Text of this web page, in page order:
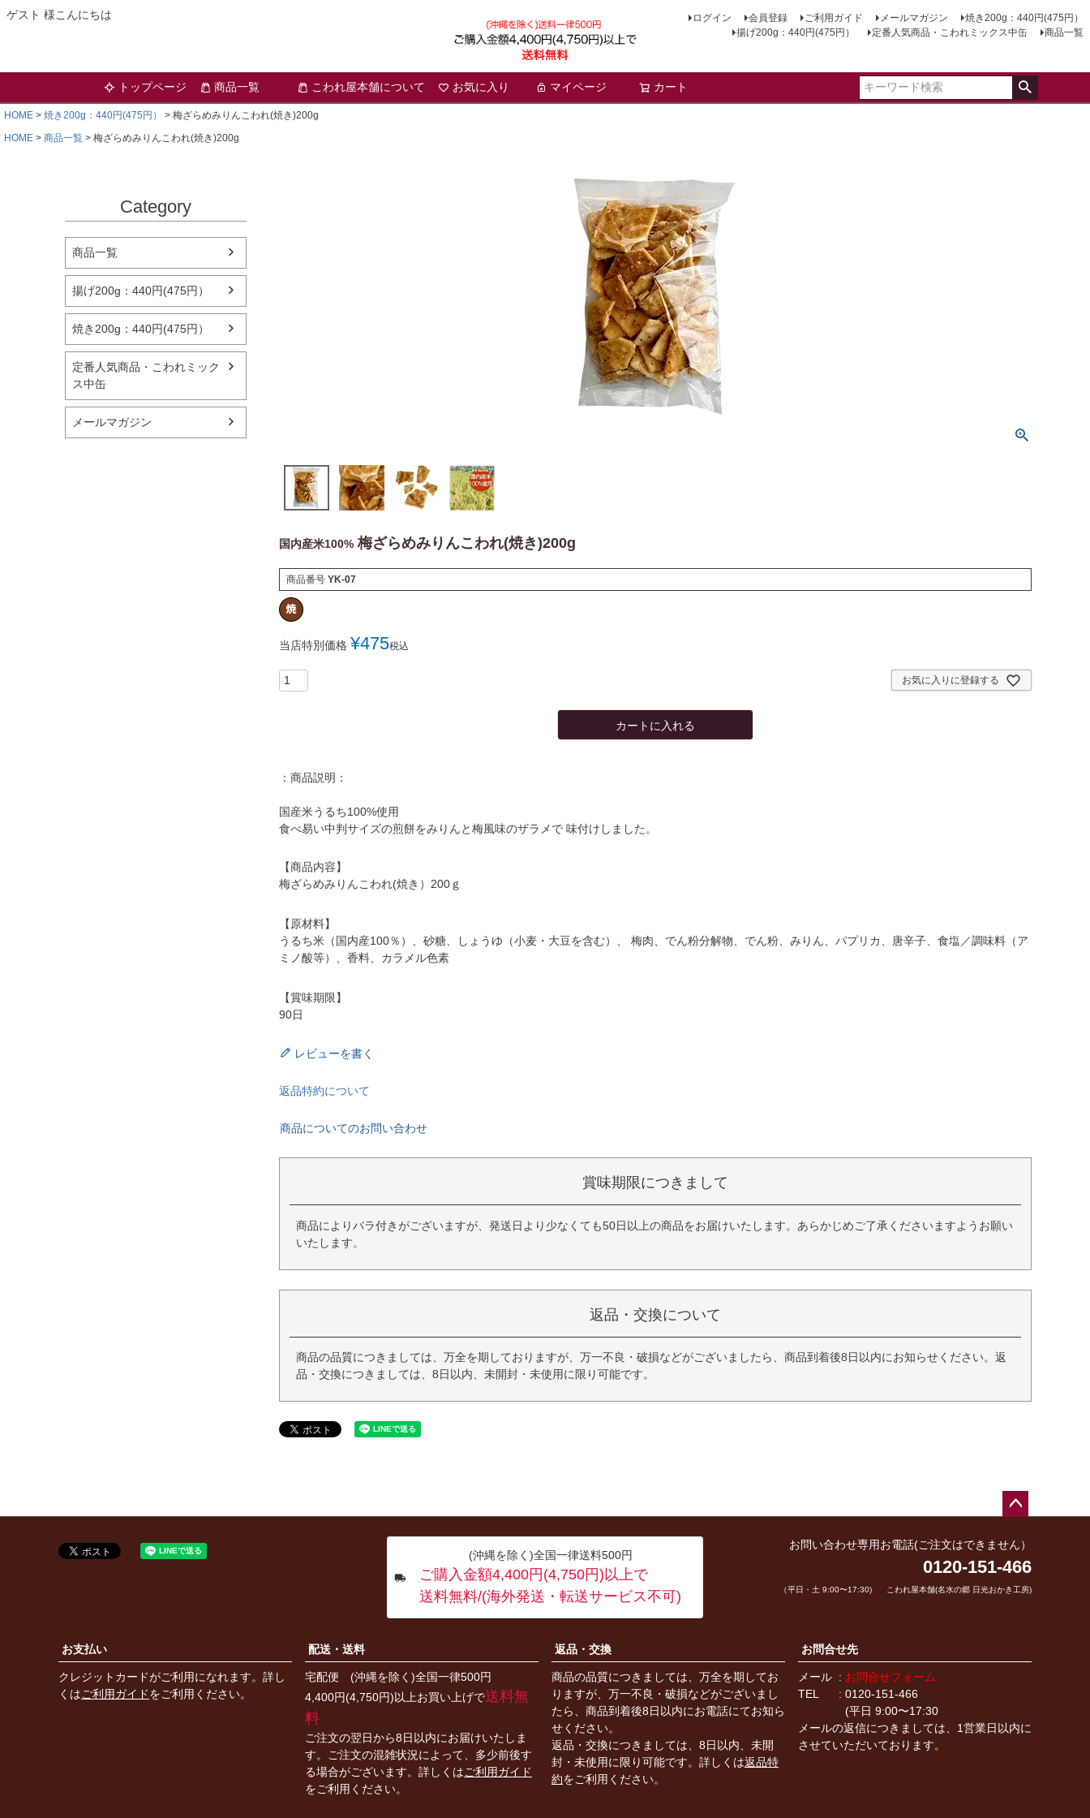
ゲスト 様こんにちは ログイン 会員登録 ご利用ガイド メールマガジン
焼き200g：440円(475円）
揚げ200g：440円(475円）
定番人気商品・こわれミックス中缶 商品一覧
トップページ 商品一覧 こわれ屋本舗について お気に入り マイページ カート
HOME 焼き200g：440円(475円）
梅ざらめみりんこわれ(焼き)200g
HOME
商品一覧 梅ざらめみりんこわれ(焼き)200g
Category
商品一覧
揚げ200g：440円(475円）
焼き200g：440円(475円）
定番人気商品・こわれミック
ス中缶
メールマガジン
国内産米100% 梅ざらめみりんこわれ(焼き)200g
商品番号 YK-07
当店特別価格 ¥475税込
お気に入りに登録する
カートに入れる
：商品説明：
国産米うるち100%使用
食べ易い中判サイズの煎餅をみりんと梅風味のザラメで 味付けしました。
【商品内容】
梅ざらめみりんこわれ(焼き）200ｇ
【原材料】
うるち米（国内産100％）、砂糖、しょうゆ（小麦・大豆を含む）、 梅肉、でん粉分解物、でん粉、みりん、パプリカ、唐辛子、食塩／調味料（ア
ミノ酸等）、香料、カラメル色素
【賞味期限】
90日
レビューを書く
返品特約について
商品についてのお問い合わせ
賞味期限につきまして
商品によりバラ付きがございますが、発送日より少なくても50日以上の商品をお届けいたします。あらかじめご了承くださいますようお願い
いたします。
返品・交換について
商品の品質につきましては、万全を期しておりますが、万一不良・破損などがございましたら、商品到着後8日以内にお知らせください。返
品・交換につきましては、8日以内、未開封・未使用に限り可能です。
ジト
ップ
へ
(沖縄を除く)全国一律送料500円
ご購入金額4,400円(4,750円)以上で
送料無料/(海外発送・転送サービス不可)
お問い合わせ専用お電話(ご注文はできません）
0120-151-466
（平日・土 9:00〜17:30) こわれ屋本舗(名水の郷 日光おかき工房)
お支払い
クレジットカードがご利用になれます。詳し
くはご利用ガイドをご利用ください。
配送・送料
宅配便 (沖縄を除く)全国一律500円
4,400円(4,750円)以上お買い上げで送料無
料
ご注文の翌日から8日以内にお届けいたしま
す。ご注文の混雑状況によって、多少前後す
る場合がございます。詳しくはご利用ガイド
をご利用ください。
返品・交換
商品の品質につきましては、万全を期してお
りますが、万一不良・破損などがございまし
たら、商品到着後8日以内にお電話にてお知ら
せください。
返品・交換につきましては、8日以内、未開
封・未使用に限り可能です。詳しくは返品特
約をご利用ください。
お問合せ先
メール
お問合せフォーム
TEL
0120-151-466
(平日 9:00〜17:30
メールの返信につきましては、1営業日以内に
させていただいております。